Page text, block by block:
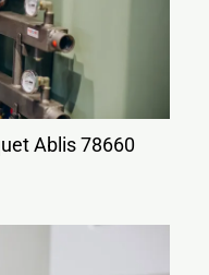
Ablis 78660